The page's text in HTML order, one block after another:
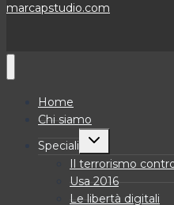
marcapstudio.com
Home
Chi siamo
Speciali
Alterna
menu
figlio
Il terrorismo
Usa 2016
Le libertà digitali